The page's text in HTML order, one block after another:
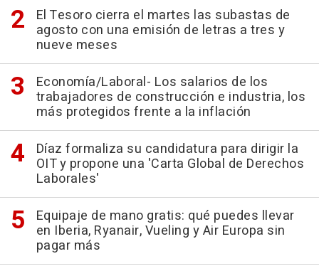
El Tesoro cierra el martes las subastas de
agosto con una emisión de letras a tres y
nueve meses
Economía/Laboral- Los salarios de los
trabajadores de construcción e industria, los
más protegidos frente a la inflación
Díaz formaliza su candidatura para dirigir la
OIT y propone una 'Carta Global de Derechos
Laborales'
Equipaje de mano gratis: qué puedes llevar
en Iberia, Ryanair, Vueling y Air Europa sin
pagar más